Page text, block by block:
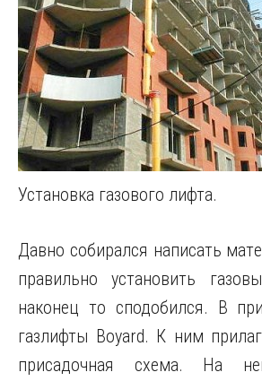
Установка газового лифта.
Давно собирался написать
правильно установить
наконец то сподобился. В
газлифты Boyard. К ним
присадочная схема. На